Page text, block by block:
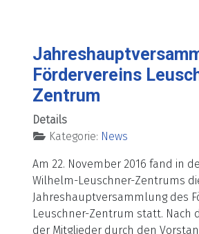
Fördervereins
Zentrum
Details
Kategorie: News
Am 22. November 2016 fand in
Wilhelm-Leuschner-Zentrums
Jahreshauptversammlung des
Leuschner-Zentrum statt. Nach
der Mitglieder durch den